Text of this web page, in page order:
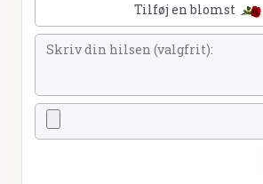
Tilføj en blomst